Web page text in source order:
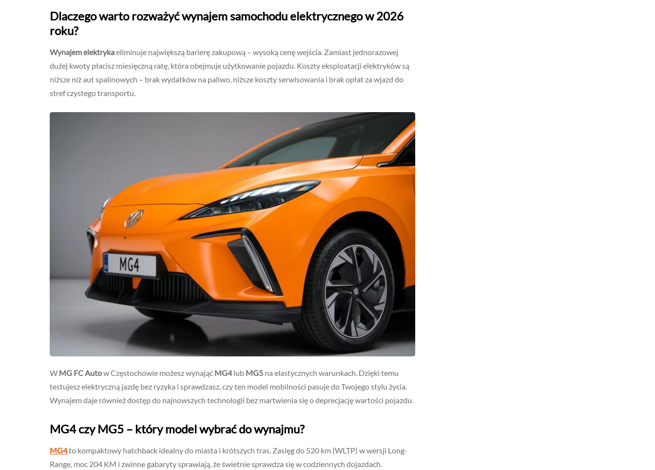
Dlaczego warto rozważyć wynajem samochodu elektrycznego w 2026
roku?
Wynajem elektrykaeliminuje największą barierę zakupową – wysoką cenę wejścia. Zamiast jednorazowej
dużej kwoty płacisz miesięczną ratę, która obejmuje użytkowanie pojazdu. Koszty eksploatacji elektryków są
niższe niż aut spalinowych – brak wydatków na paliwo, niższe koszty serwisowania i brak opłat za wjazd do
stref czystego transportu.
W MG FC Autow Częstochowie możesz wynająć MG4lub MG5 na elastycznych warunkach. Dzięki temu
testujesz elektryczną jazdę bez ryzyka i sprawdzasz, czy ten model mobilności pasuje do Twojego stylu życia.
Wynajem daje również dostęp do najnowszych technologii bez martwienia się o deprecjację wartości pojazdu.
MG4 czy MG5 – który model wybrać do wynajmu?
MG4to kompaktowy hatchback idealny do miasta i krótszych tras. Zasięg do 520 km (WLTP) w wersji Long-
Range, moc 204 KM i zwinne gabaryty sprawiają, że świetnie sprawdza się w codziennych dojazdach.